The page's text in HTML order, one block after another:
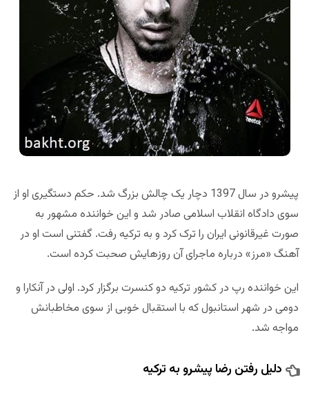
پیشرو در سال 1397 دچار یک چالش بزرگ شد. حکم دستگیری او از
سوی دادگاه انقلاب اسلامی صادر شد و این خواننده مشهور به
صورت غیرقانونی ایران را ترک کرد و به ترکیه رفت. گفتنی است او در
آهنگ «مرز» درباره ماجرای آن روزهایش صحبت کرده است.
این خواننده رپ در کشور ترکیه دو کنسرت برگزار کرد. اولی در آنکارا و
دومی در شهر استانبول که با استقبال خوبی از سوی مخاطبانش
مواجه شد.
دلیل رفتن رضا پیشرو به ترکیه